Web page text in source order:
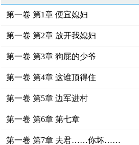
第一卷 第1章 便宜媳妇
第一卷 第2章 放开我媳妇
第一卷 第3章 狗屁的少爷
第一卷 第4章 这谁顶得住
第一卷 第5章 边军进村
第一卷 第6章 第七章
第一卷 第7章 夫君……你坏……